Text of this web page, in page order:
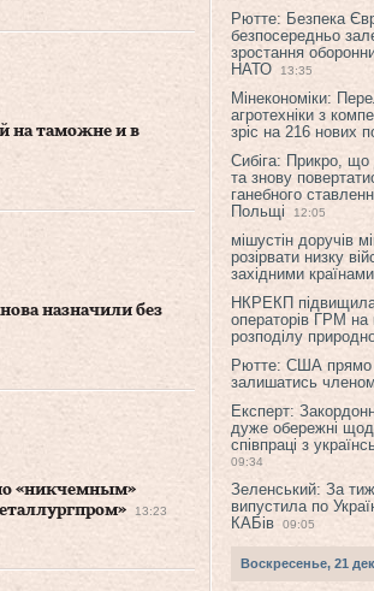
на таможне и в
назначили без
«никчемным»
13:23
Рютте: Безпека
безпосередньо
зростання
НАТО
13:35
Мінекономіки:
агротехніки з
зріс на 216 нових
Сибіга: Прикро, що
та знову
ганебного
Польщі
12:05
мішустін доручів
розірвати низку
західними країнами
НКРЕКП
операторів ГРМ на
розподілу
Рютте: США прямо
залишатись
Експерт:
дуже обережні
співпраці з
09:34
Зеленський: За
випустила по
КАБів
09:05
Воскресенье, 21